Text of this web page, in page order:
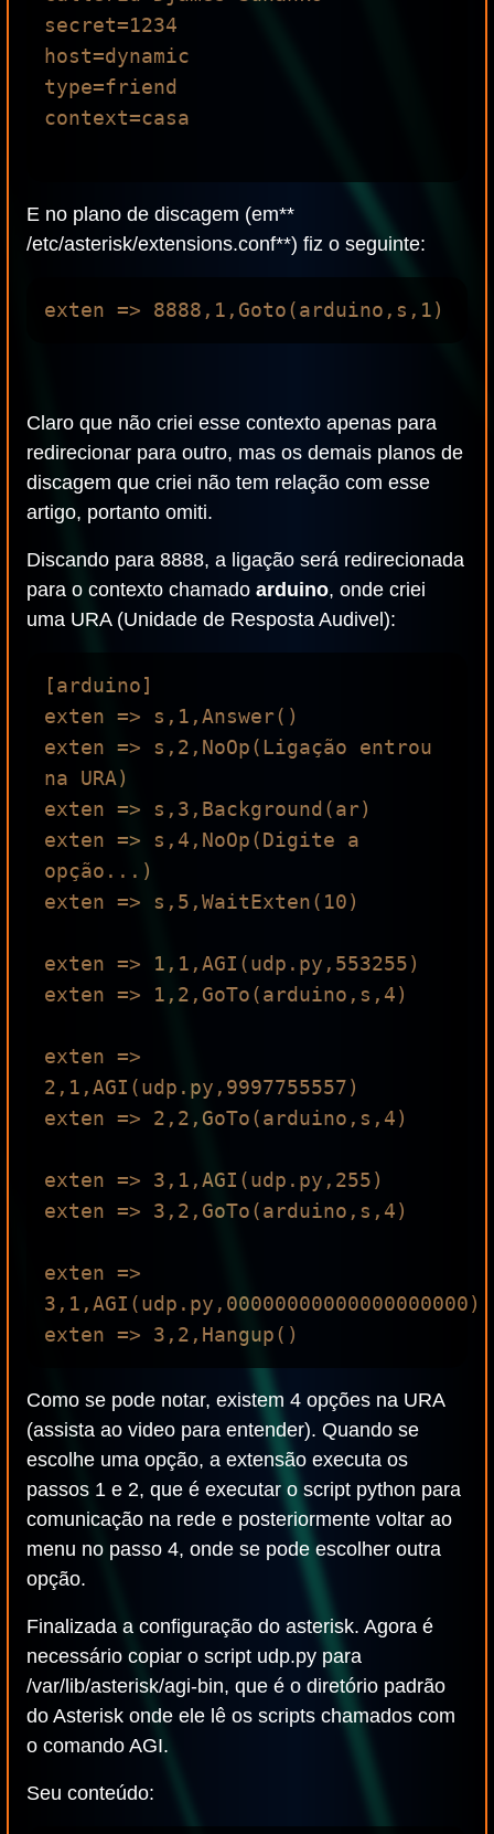
secret=1234
host=dynamic
type=friend
context=casa
E no plano de discagem (em**
/etc/asterisk/extensions.conf**) fiz o seguinte:
Claro que não criei esse contexto apenas para
redirecionar para outro, mas os demais planos de
discagem que criei não tem relação com esse
artigo, portanto omiti.
Discando para 8888, a ligação será redirecionada
para o contexto chamado arduino, onde criei
uma URA (Unidade de Resposta Audivel):
[arduino]
exten => s,1,Answer()
exten => s,2,NoOp(Ligação entrou
na URA)
exten => s,3,Background(ar)
exten => s,4,NoOp(Digite a
opção...)
exten => s,5,WaitExten(10)
exten => 1,1,AGI(udp.py,553255)
exten => 1,2,GoTo(arduino,s,4)
exten =>
2,1,AGI(udp.py,9997755557)
exten => 2,2,GoTo(arduino,s,4)
exten => 3,1,AGI(udp.py,255)
exten => 3,2,GoTo(arduino,s,4)
exten =>
3,1,AGI(udp.py,00000000000000000000)
Como se pode notar, existem 4 opções na URA
(assista ao video para entender). Quando se
escolhe uma opção, a extensão executa os
passos 1 e 2, que é executar o script python para
comunicação na rede e posteriormente voltar ao
menu no passo 4, onde se pode escolher outra
opção.
Finalizada a configuração do asterisk. Agora é
necessário copiar o script udp.py para
/var/lib/asterisk/agi-bin, que é o diretório padrão
do Asterisk onde ele lê os scripts chamados com
o comando AGI.
Seu conteúdo: